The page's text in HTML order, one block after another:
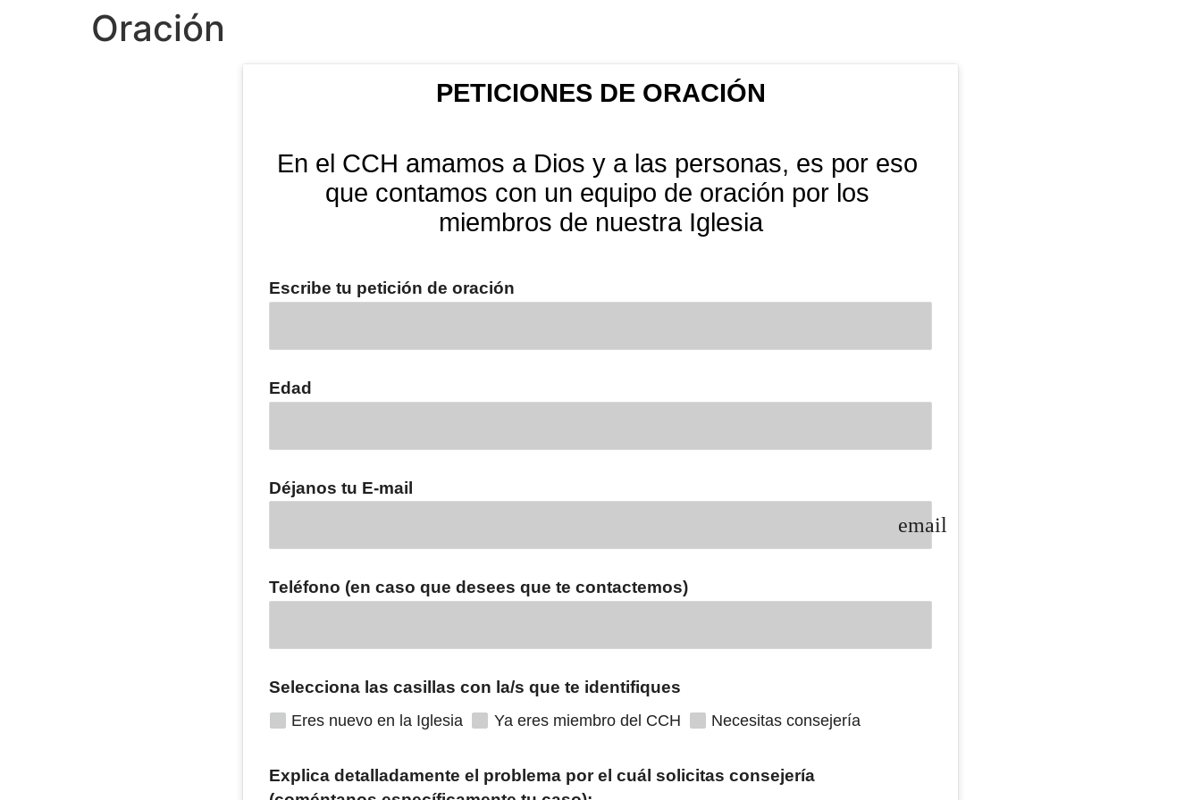
Oración
PETICIONES DE ORACIÓN
En el CCH amamos a Dios y a las personas, es por eso
que contamos con un equipo de oración por los
miembros de nuestra Iglesia
Escribe tu petición de oración
Edad
Déjanos tu E-mail
email
Teléfono (en caso que desees que te contactemos)
Selecciona las casillas con la/s que te identifiques
Eres nuevo en la Iglesia
Ya eres miembro del CCH Necesitas consejería
Explica detalladamente el problema por el cuál solicitas consejería